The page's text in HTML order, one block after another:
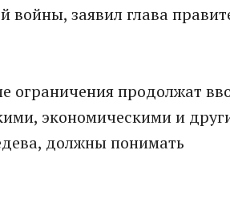
войны, заявил глава
ограничения продолжат
экономическими и
должны понимать